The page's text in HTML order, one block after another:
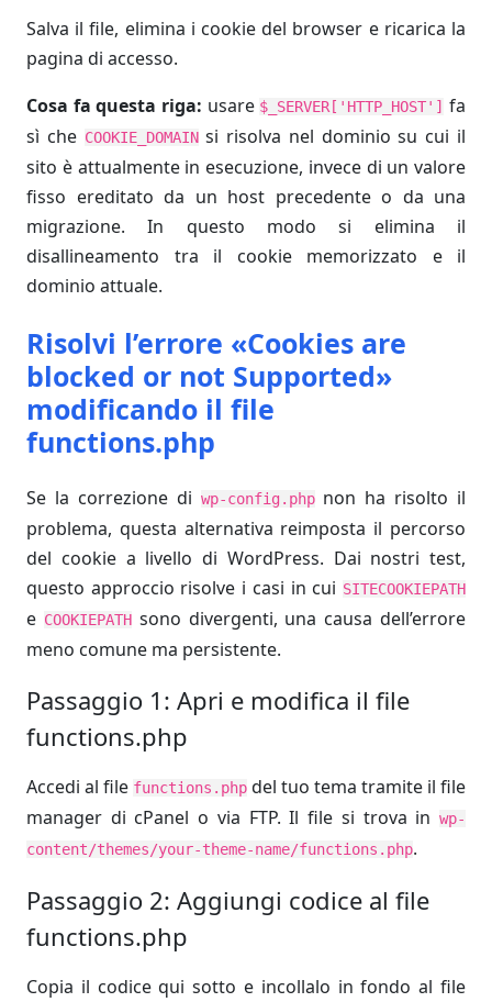
Salva il file, elimina i cookie del browser e ricarica la
pagina di accesso.
Cosa fa questa riga: usare $_SERVER['HTTP_HOST'] fa
sì che COOKIE_DOMAINsi risolva nel dominio su cui il
sito è attualmente in esecuzione, invece di un valore
fisso ereditato da un host precedente o da una
migrazione. In questo modo si elimina il
disallineamento tra il cookie memorizzato e il
dominio attuale.
Risolvi l’errore «Cookies are
blocked or not Supported»
modificando il file
functions.php
Se la correzione di wp-config.phpnon ha risolto il
problema, questa alternativa reimposta il percorso
del cookie a livello di WordPress. Dai nostri test,
questo approccio risolve i casi in cui SITECOOKIEPATH
e COOKIEPATHsono divergenti, una causa dell’errore
meno comune ma persistente.
Passaggio 1: Apri e modifica il file
functions.php
Accedi al file functions.php del tuo tema tramite il file
manager di cPanel o via FTP. Il file si trova in wp-
content/themes/your-theme-name/functions.php.
Passaggio 2: Aggiungi codice al file
functions.php
Copia il codice qui sotto e incollalo in fondo al file